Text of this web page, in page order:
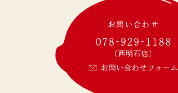
お問い合わせ
078-929-1188
(西明石店)
お問い合わせフォーム